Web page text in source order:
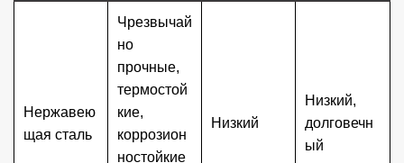
Нержавею
щая сталь
Чрезвычай
но
прочные,
термостой
кие,
коррозион
ностойкие
Низкий
Низкий,
долговечн
ый